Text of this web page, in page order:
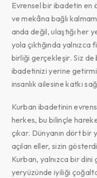
Evrensel bir ibadetin en
ve mekâna bağlı
anda değil, ulaştığı her
yola çıktığında yalnızca
birliği gerçekleşir. Siz
ibadetinizi yerine
insanlık ailesine katkı
Kurban ibadetinin
herkes, bu bilinçle
çıkar. Dünyanın dört bir
açılan eller, sizin
Kurban, yalnızca bir
yeryüzünde iyiliği